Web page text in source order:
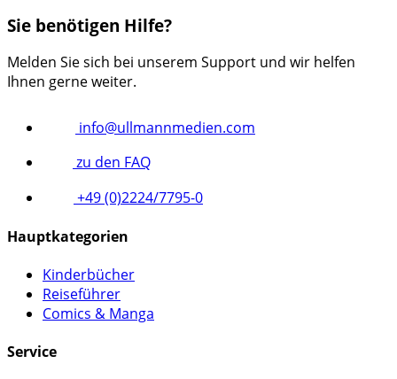
Sie benötigen Hilfe?
Melden Sie sich bei unserem Support und wir helfen
Ihnen gerne weiter.
info@ullmannmedien.com
zu den FAQ
+49 (0)2224/7795-0
Hauptkategorien
Kinderbücher
Reiseführer
Comics & Manga
Service